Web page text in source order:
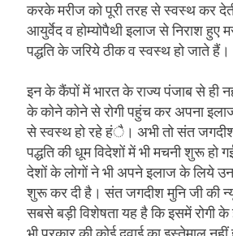
करके मरीज को पूरी तरह से स्वस्थ कर
आयुर्वेद व होम्योपैथी इलाज से निराश हुए
पद्धति के जरिये ठीक व स्वस्थ हो जाते हैं।
इन के कैंपों में भारत के राज्य पंजाब से ही
के कोने कोने से रोगी पहुंच कर अपना
से स्वस्थ हो रहे हंै। अभी तो संत जगदीश
पद्धति की धूम विदेशों में भी मचनी शुरू
देशों के लोगों ने भी अपने इलाज के लिये
शुरू कर दी है। संत जगदीश मुनि जी की
सबसे बड़ी विशेषता यह है कि इसमें रोगी